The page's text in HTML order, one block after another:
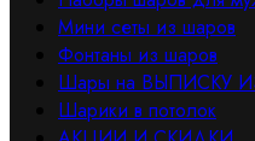
Мини сеты из шаров
Фонтаны из шаров
Шары на ВЫПИСКУ
Шарики в потолок